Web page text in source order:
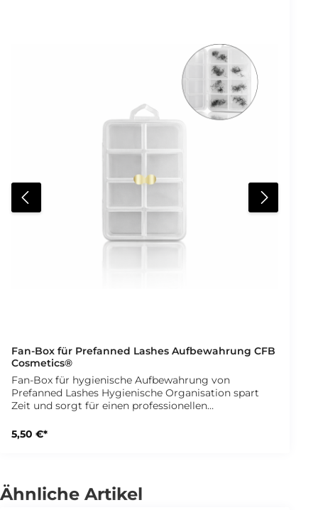
Fan-Box für Prefanned Lashes Aufbewahrung CFB
Cosmetics®
Fan-Box für hygienische Aufbewahrung von
Prefanned Lashes Hygienische Organisation spart
Zeit und sorgt für einen professionellen
für Prefanned Lashes bewahrst Du Deine
Fertigfächer sauber, sortiert und jederzeit griffbereit
integrierten Fächer bieten Platz für verschiedene
5,50 €*
Ähnliche Artikel